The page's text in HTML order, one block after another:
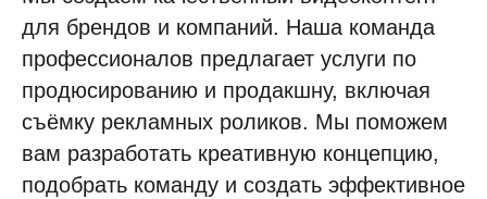
для брендов и компаний. Наша команда
профессионалов предлагает услуги по
продюсированию и продакшну, включая
съёмку рекламных роликов. Мы поможем
вам разработать креативную концепцию,
подобрать команду и создать эффективное